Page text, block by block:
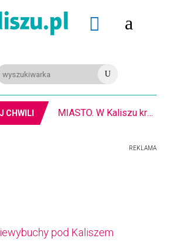
 a
U
CHWILI MIASTO. W Kaliszu kręcą film. Zmiany w kursowaniu autobusów KLA
REKLAMA